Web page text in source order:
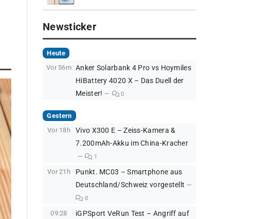
Newsticker
Heute
Vor 56m Anker Solarbank 4 Pro vs Hoymiles
HiBattery 4020 X – Das Duell der
Meister!
0
Gestern
Vor 18h
Vivo X300 E – Zeiss-Kamera &
7.200mAh-Akku im China-Kracher
1
Vor 21h
Punkt. MC03 – Smartphone aus
Deutschland/Schweiz vorgestellt
0
09:28
iGPSport VeRun Test – Angriff auf